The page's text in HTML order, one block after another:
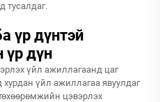
тусалдаг.
үр дүнтэй
үр дүн
үйл ажиллагаанд цаг
хурдан үйл ажиллагаа явуулдаг
цэвэрлэх